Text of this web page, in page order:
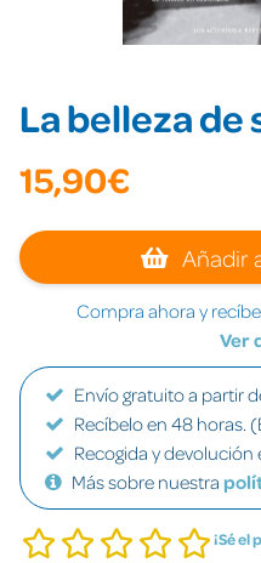
La belleza de
15,90€
Añadir
Compra ahora y
Ver
Envío gratuito a partir
Recíbelo en 48 horas.
Recogida y devolución
Más sobre nuestra
¡Sé el